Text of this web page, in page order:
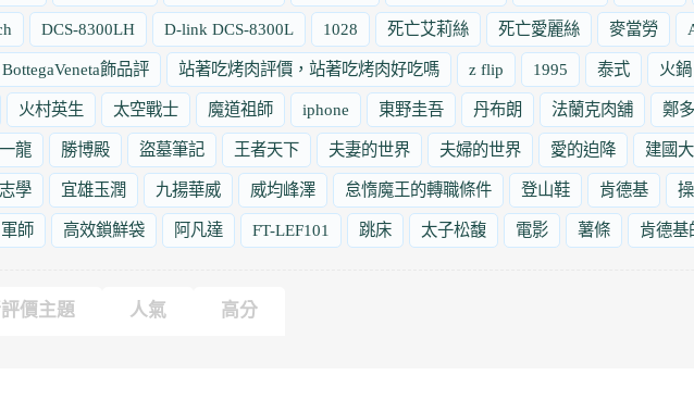
DCS-8300LH D-link DCS-8300L 1028 死亡艾莉絲 死亡愛麗絲 麥當勞
BottegaVeneta飾品評 站著吃烤肉評價，站著吃烤肉好吃嗎 z flip 1995 泰式 火鍋
火村英生 太空戰士 魔道祖師 iphone 東野圭吾 丹布朗 法蘭克肉舖 鄭
龍 勝博殿 盜墓筆記 王者天下 夫妻的世界 夫婦的世界 愛的迫降 建國
學 宜雄玉潤 九揚華威 威均峰澤 怠惰魔王的轉職條件 登山鞋 肯德基
軍師 高效鎖鮮袋 阿凡達 FT-LEF101 跳床 太子松馥 電影 薯條 肯德基
價主題 人氣 高分